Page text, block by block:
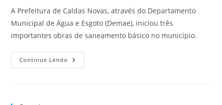
A Prefeitura de Caldas Novas, através do Departamento
Municipal de Água e Esgoto (Demae), iniciou três
importantes obras de saneamento básico no município.
Continue Lendo